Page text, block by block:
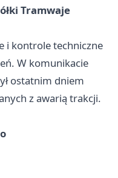
Tramwaje
i kontrole techniczne
W komunikacie
ostatnim dniem
z awarią trakcji.